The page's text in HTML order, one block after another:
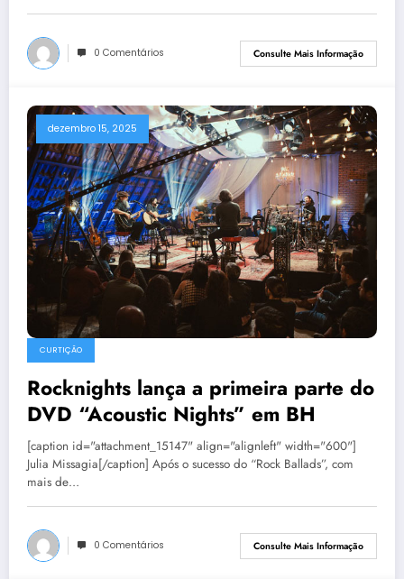
0 Comentários Consulte Mais Informação
dezembro 15, 2025
CURTIÇÃO
Rocknights lança a primeira parte do
DVD “Acoustic Nights” em BH
[caption id="attachment_15147" align="alignleft" width="600"]
Julia Missagia[/caption] Após o sucesso do “Rock Ballads”, com
mais de…
0 Comentários Consulte Mais Informação